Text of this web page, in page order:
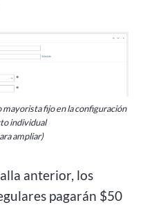
fijo en la configuración
individual
ampliar)
anterior, los
pagarán $50